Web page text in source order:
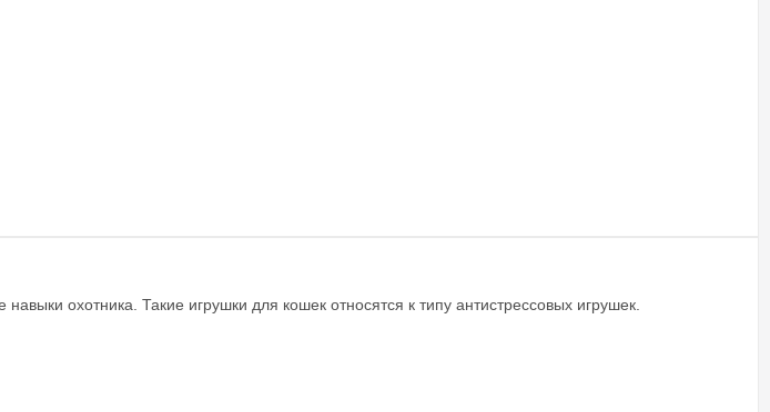
охотника. Такие игрушки для кошек относятся к типу антистрессовых игрушек.